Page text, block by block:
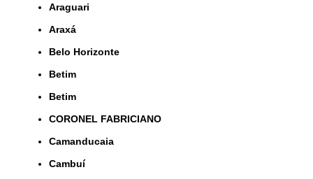
Araguari
Araxá
Belo Horizonte
Betim
Betim
CORONEL FABRICIANO
Camanducaia
Cambuí